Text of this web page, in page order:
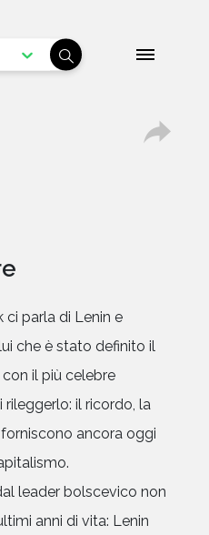
ci parla di Lenin e
che è stato definito il
il più celebre
il ricordo, la
ancora oggi
leader bolscevico non
anni di vita: Lenin